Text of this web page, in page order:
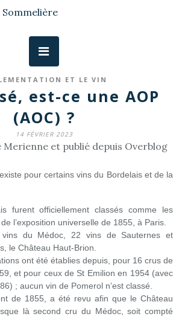
ET LE VIN
est-ce une AOP
(AOC) ?
14 FÉVRIER 2023
Merienne et publié depuis Overblog
pour certains vins du Bordelais et de la
furent officiellement classés comme les
l’exposition universelle de 1855, à Paris.
du Médoc, 22 vins de Sauternes et
le Château Haut-Brion.
ont été établies depuis, pour 16 crus de
et pour ceux de St Emilion en 1954 (avec
; aucun vin de Pomerol n’est classé.
de 1855, a été revu afin que le Château
là second cru du Médoc, soit compté